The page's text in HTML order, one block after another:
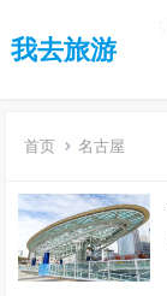
我去旅游
首页 名古屋